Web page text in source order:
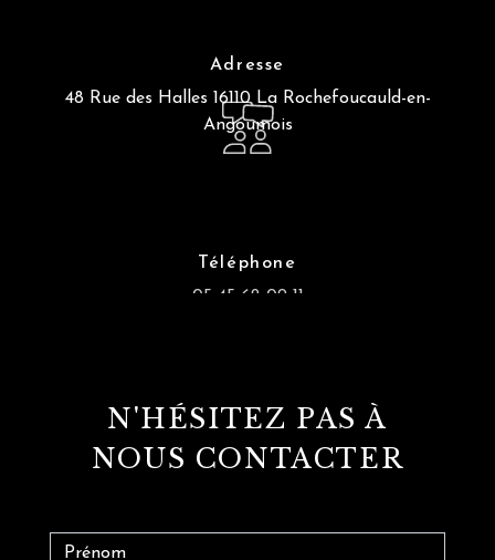
Adresse
48 Rue des Halles 16110 La Rochefoucauld-en-
Angoumois
Téléphone
05 45 62 09 11
N'HÉSITEZ PAS À
NOUS CONTACTER